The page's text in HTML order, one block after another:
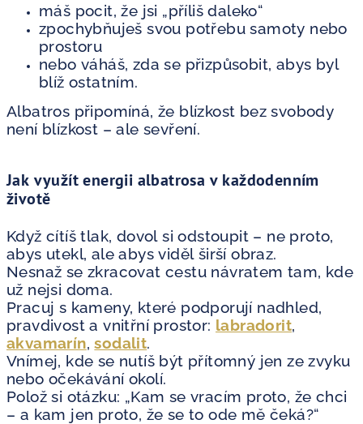
máš pocit, že jsi „příliš daleko“
zpochybňuješ svou potřebu samoty nebo
prostoru
nebo váháš, zda se přizpůsobit, abys byl
blíž ostatním.
Albatros připomíná, že blízkost bez svobody
není blízkost – ale sevření.
Jak využít energii albatrosa v každodenním
životě
Když cítíš tlak, dovol si odstoupit – ne proto,
abys utekl, ale abys viděl širší obraz.
Nesnaž se zkracovat cestu návratem tam, kde
už nejsi doma.
Pracuj s kameny, které podporují nadhled,
pravdivost a vnitřní prostor: labradorit,
akvamarín,sodalit.
Vnímej, kde se nutíš být přítomný jen ze zvyku
nebo očekávání okolí.
Polož si otázku: „Kam se vracím proto, že chci
– a kam jen proto, že se to ode mě čeká?“